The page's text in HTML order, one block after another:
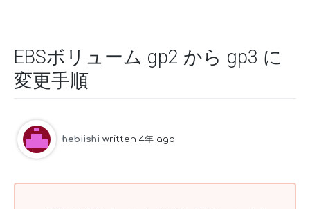
EBSボリューム gp2 から gp3 に
変更手順
hebiishi written 4年 ago